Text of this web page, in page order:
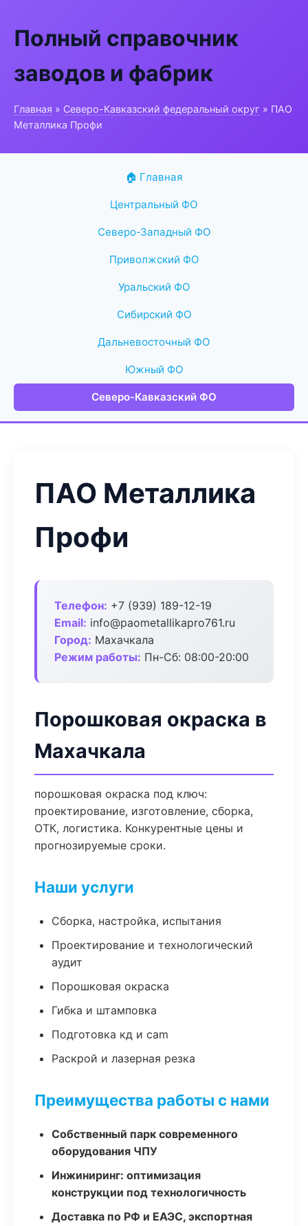
Полный справочник
заводов и фабрик
Главная » Северо-Кавказский федеральный округ » ПАО
Металлика Профи
🏠 Главная
Центральный ФО
Северо-Западный ФО
Приволжский ФО
Уральский ФО
Сибирский ФО
Дальневосточный ФО
Южный ФО
Северо-Кавказский ФО
ПАО Металлика
Профи
Телефон: +7 (939) 189-12-19
Email: info@paometallikapro761.ru
Город: Махачкала
Режим работы: Пн-Сб: 08:00-20:00
Порошковая окраска в
Махачкала
порошковая окраска под ключ:
проектирование, изготовление, сборка,
ОТК, логистика. Конкурентные цены и
прогнозируемые сроки.
Наши услуги
Сборка, настройка, испытания
Проектирование и технологический
аудит
Порошковая окраска
Гибка и штамповка
Подготовка кд и cam
Раскрой и лазерная резка
Преимущества работы с нами
Собственный парк современного
оборудования ЧПУ
Инжиниринг: оптимизация
конструкции под технологичность
Доставка по РФ и ЕАЭС, экспортная